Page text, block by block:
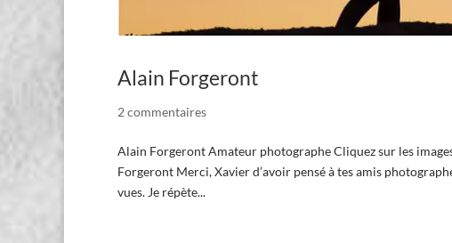
Alain Forgeront
2 commentaires
Alain Forgeront Amateur photographe Cliquez sur les
Forgeront Merci, Xavier d’avoir pensé à tes amis
vues. Je répète...